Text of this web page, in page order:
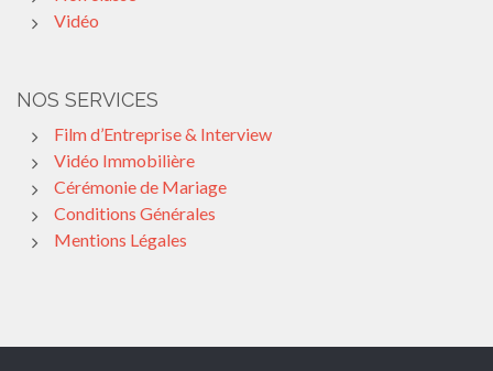
Vidéo
NOS SERVICES
Film d’Entreprise & Interview
Vidéo Immobilière
Cérémonie de Mariage
Conditions Générales
Mentions Légales